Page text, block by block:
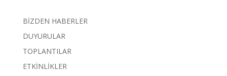
BİZDEN HABERLER
DUYURULAR
TOPLANTILAR
ETKİNLİKLER